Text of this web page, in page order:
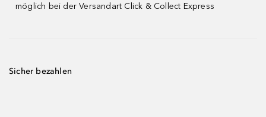
möglich bei der Versandart Click & Collect Express
Sicher bezahlen